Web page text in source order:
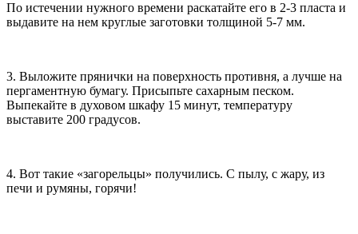
По истечении нужного времени раскатайте его в 2-3 пласта и
выдавите на нем круглые заготовки толщиной 5-7 мм.
3. Выложите прянички на поверхность противня, а лучше на
пергаментную бумагу. Присыпьте сахарным песком.
Выпекайте в духовом шкафу 15 минут, температуру
выставите 200 градусов.
4. Вот такие «загорельцы» получились. С пылу, с жару, из
печи и румяны, горячи!